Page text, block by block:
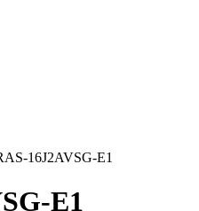
16J2AVSG-E1
E1